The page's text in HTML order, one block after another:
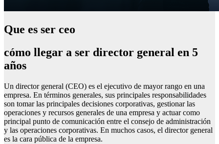
Que es ser ceo
cómo llegar a ser director general en 5
años
Un director general (CEO) es el ejecutivo de mayor rango en una
empresa. En términos generales, sus principales responsabilidades
son tomar las principales decisiones corporativas, gestionar las
operaciones y recursos generales de una empresa y actuar como
principal punto de comunicación entre el consejo de administración
y las operaciones corporativas. En muchos casos, el director general
es la cara pública de la empresa.